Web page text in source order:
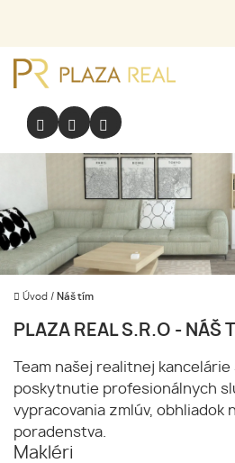
Úvod / Náš tím
PLAZA REAL S.R.O - NÁŠ
Team našej realitnej
poskytnutie profesionálnych
vypracovania zmlúv, obhliadok
poradenstva.
Makléri